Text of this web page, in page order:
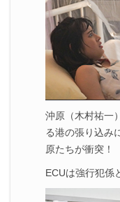
『ボイス 110緊
『ボイス 110緊
沖原（木村祐一
る港の張り込み
原たちが衝突！
ECUは強行犯係